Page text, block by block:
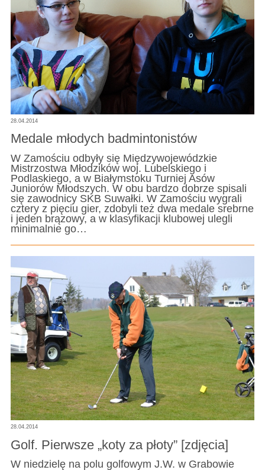
28.04.2014
Medale młodych badmintonistów
W Zamościu odbyły się Międzywojewódzkie
Mistrzostwa Młodzików woj. Lubelskiego i
Podlaskiego, a w Białymstoku Turniej Asów
Juniorów Młodszych. W obu bardzo dobrze spisali
się zawodnicy SKB Suwałki. W Zamościu wygrali
cztery z pięciu gier, zdobyli też dwa medale srebrne
i jeden brązowy, a w klasyfikacji klubowej ulegli
minimalnie go…
28.04.2014
Golf. Pierwsze „koty za płoty” [zdjęcia]
W niedzielę na polu golfowym J.W. w Grabowie